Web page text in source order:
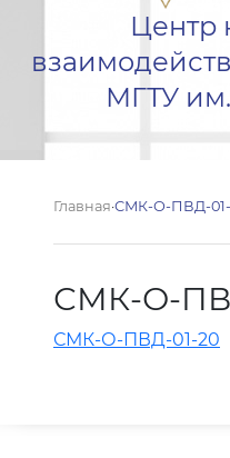
Центр
МГТУ
Главная·СМК-О-ПВД-
СМК-О-
СМК-О-ПВД-01-20